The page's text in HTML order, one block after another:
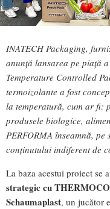
INATECH Packaging,
anunță lansarea pe piață
Temperature Controlled
termoizolante a fost
la temperatură, cum ar fi:
produsele biologice,
PERFORMA înseamnă,
conținutului indiferent de
La baza acestui proiect se
strategic cu
Schaumaplast, un jucător